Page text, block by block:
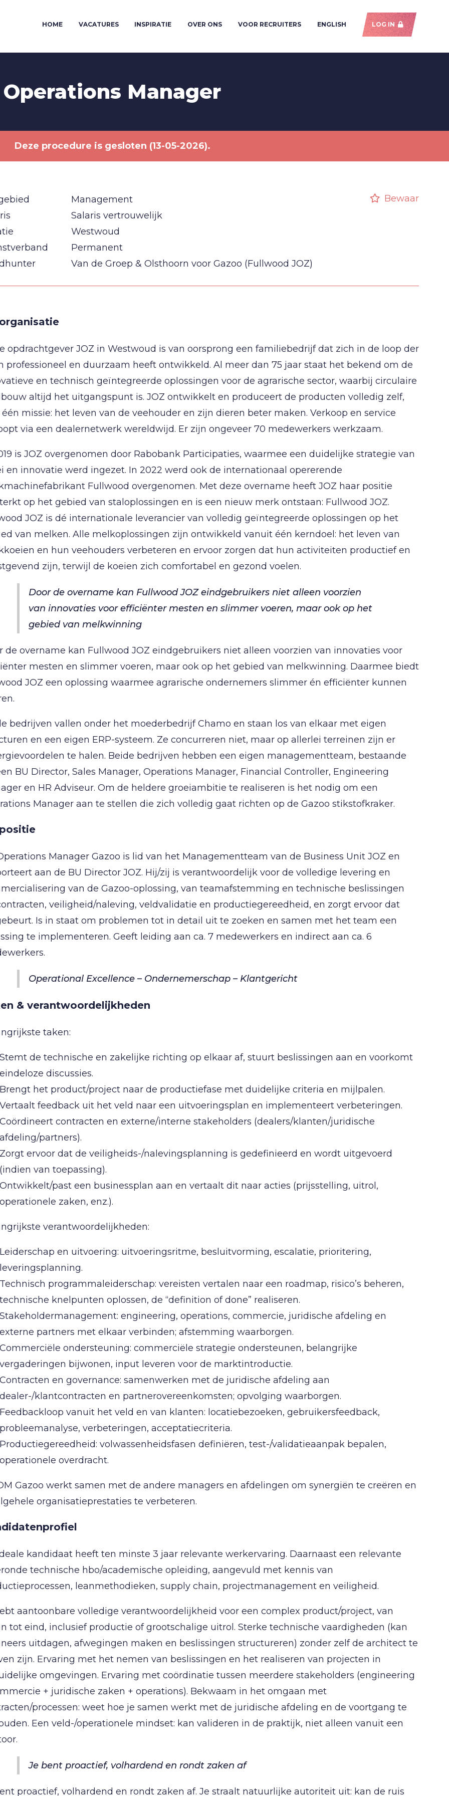
HOME VACATURES INSPIRATIE OVER ONS VOOR RECRUITERS ENGLISH LOG IN
Operations Manager
Deze procedure is gesloten (13-05-2026).
Management
Salaris vertrouwelijk
Westwoud
Permanent
Van de Groep & Olsthoorn voor Gazoo (Fullwood JOZ)
Bewaar
opdrachtgever JOZ in Westwoud is van oorsprong een familiebedrijf dat zich in de loop der
professioneel en duurzaam heeft ontwikkeld. Al meer dan 75 jaar staat het bekend om de
en technisch geïntegreerde oplossingen voor de agrarische sector, waarbij circulaire
altijd het uitgangspunt is. JOZ ontwikkelt en produceert de producten volledig zelf,
missie: het leven van de veehouder en zijn dieren beter maken. Verkoop en service
via een dealernetwerk wereldwijd. Er zijn ongeveer 70 medewerkers werkzaam.
is JOZ overgenomen door Rabobank Participaties, waarmee een duidelijke strategie van
en innovatie werd ingezet. In 2022 werd ook de internationaal opererende
Fullwood overgenomen. Met deze overname heeft JOZ haar positie
op het gebied van staloplossingen en is een nieuw merk ontstaan: Fullwood JOZ.
JOZ is dé internationale leverancier van volledig geïntegreerde oplossingen op het
van melken. Alle melkoplossingen zijn ontwikkeld vanuit één kerndoel: het leven van
en hun veehouders verbeteren en ervoor zorgen dat hun activiteiten productief en
zijn, terwijl de koeien zich comfortabel en gezond voelen.
Door de overname kan Fullwood JOZ eindgebruikers niet alleen voorzien
van innovaties voor efficiënter mesten en slimmer voeren, maar ook op het
gebied van melkwinning
de overname kan Fullwood JOZ eindgebruikers niet alleen voorzien van innovaties voor
mesten en slimmer voeren, maar ook op het gebied van melkwinning. Daarmee biedt
JOZ een oplossing waarmee agrarische ondernemers slimmer én efficiënter kunnen
bedrijven vallen onder het moederbedrijf Chamo en staan los van elkaar met eigen
en een eigen ERP-systeem. Ze concurreren niet, maar op allerlei terreinen zijn er
te halen. Beide bedrijven hebben een eigen managementteam, bestaande
BU Director, Sales Manager, Operations Manager, Financial Controller, Engineering
en HR Adviseur. Om de heldere groeiambitie te realiseren is het nodig om een
Manager aan te stellen die zich volledig gaat richten op de Gazoo stikstofkraker.
Manager Gazoo is lid van het Managementteam van de Business Unit JOZ en
aan de BU Director JOZ. Hij/zij is verantwoordelijk voor de volledige levering en
van de Gazoo-oplossing, van teamafstemming en technische beslissingen
veiligheid/naleving, veldvalidatie en productiegereedheid, en zorgt ervoor dat
Is in staat om problemen tot in detail uit te zoeken en samen met het team een
te implementeren. Geeft leiding aan ca. 7 medewerkers en indirect aan ca. 6
Operational Excellence – Ondernemerschap – Klantgericht
& verantwoordelijkheden
taken:
Stemt de technische en zakelijke richting op elkaar af, stuurt beslissingen aan en voorkomt
eindeloze discussies.
Brengt het product/project naar de productiefase met duidelijke criteria en mijlpalen.
Vertaalt feedback uit het veld naar een uitvoeringsplan en implementeert verbeteringen.
Coördineert contracten en externe/interne stakeholders (dealers/klanten/juridische
afdeling/partners).
Zorgt ervoor dat de veiligheids-/nalevingsplanning is gedefinieerd en wordt uitgevoerd
(indien van toepassing).
Ontwikkelt/past een businessplan aan en vertaalt dit naar acties (prijsstelling, uitrol,
operationele zaken, enz.).
verantwoordelijkheden:
Leiderschap en uitvoering: uitvoeringsritme, besluitvorming, escalatie, prioritering,
leveringsplanning.
Technisch programmaleiderschap: vereisten vertalen naar een roadmap, risico’s beheren,
technische knelpunten oplossen, de “definition of done” realiseren.
Stakeholdermanagement: engineering, operations, commercie, juridische afdeling en
externe partners met elkaar verbinden; afstemming waarborgen.
Commerciële ondersteuning: commerciële strategie ondersteunen, belangrijke
vergaderingen bijwonen, input leveren voor de marktintroductie.
Contracten en governance: samenwerken met de juridische afdeling aan
dealer-/klantcontracten en partnerovereenkomsten; opvolging waarborgen.
Feedbackloop vanuit het veld en van klanten: locatiebezoeken, gebruikersfeedback,
probleemanalyse, verbeteringen, acceptatiecriteria.
Productiegereedheid: volwassenheidsfasen definiëren, test-/validatieaanpak bepalen,
operationele overdracht.
Gazoo werkt samen met de andere managers en afdelingen om synergiën te creëren en
organisatieprestaties te verbeteren.
kandidaat heeft ten minste 3 jaar relevante werkervaring. Daarnaast een relevante
technische hbo/academische opleiding, aangevuld met kennis van
leanmethodieken, supply chain, projectmanagement en veiligheid.
aantoonbare volledige verantwoordelijkheid voor een complex product/project, van
tot eind, inclusief productie of grootschalige uitrol. Sterke technische vaardigheden (kan
uitdagen, afwegingen maken en beslissingen structureren) zonder zelf de architect te
zijn. Ervaring met het nemen van beslissingen en het realiseren van projecten in
omgevingen. Ervaring met coördinatie tussen meerdere stakeholders (engineering
+ juridische zaken + operations). Bekwaam in het omgaan met
processen: weet hoe je samen werkt met de juridische afdeling en de voortgang te
Een veld-/operationele mindset: kan valideren in de praktijk, niet alleen vanuit een
Je bent proactief, volhardend en rondt zaken af
proactief, volhardend en rondt zaken af. Je straalt natuurlijke autoriteit uit: kan de ruis